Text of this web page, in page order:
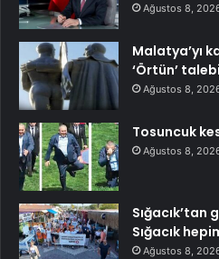
Ağustos 8,
Malatya’yı
‘Örtün’ talebi
Ağustos 8,
Tosuncuk
Ağustos 8,
Sığacık’tan
Sığacık
Ağustos 8,